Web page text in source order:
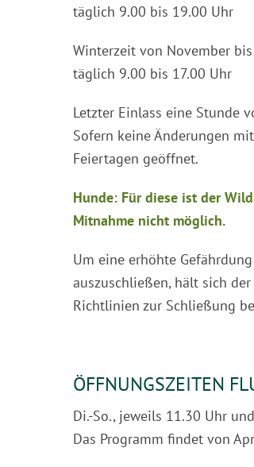
täglich 9.00 bis 19.00 Uhr
Winterzeit von November
täglich 9.00 bis 17.00 Uhr
Letzter Einlass eine Stunde
Sofern keine Änderungen
Feiertagen geöffnet.
Hunde: Für diese ist der
Mitnahme nicht möglich.
Um eine erhöhte
auszuschließen, hält sich
Richtlinien zur Schließung
ÖFFNUNGSZEITEN
Di.-So., jeweils 11.30 Uhr
Das Programm findet von